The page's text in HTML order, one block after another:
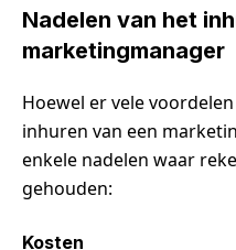
Nadelen van het
marketingmanager
Hoewel er vele
inhuren van een
enkele nadelen waar
gehouden:
Kosten